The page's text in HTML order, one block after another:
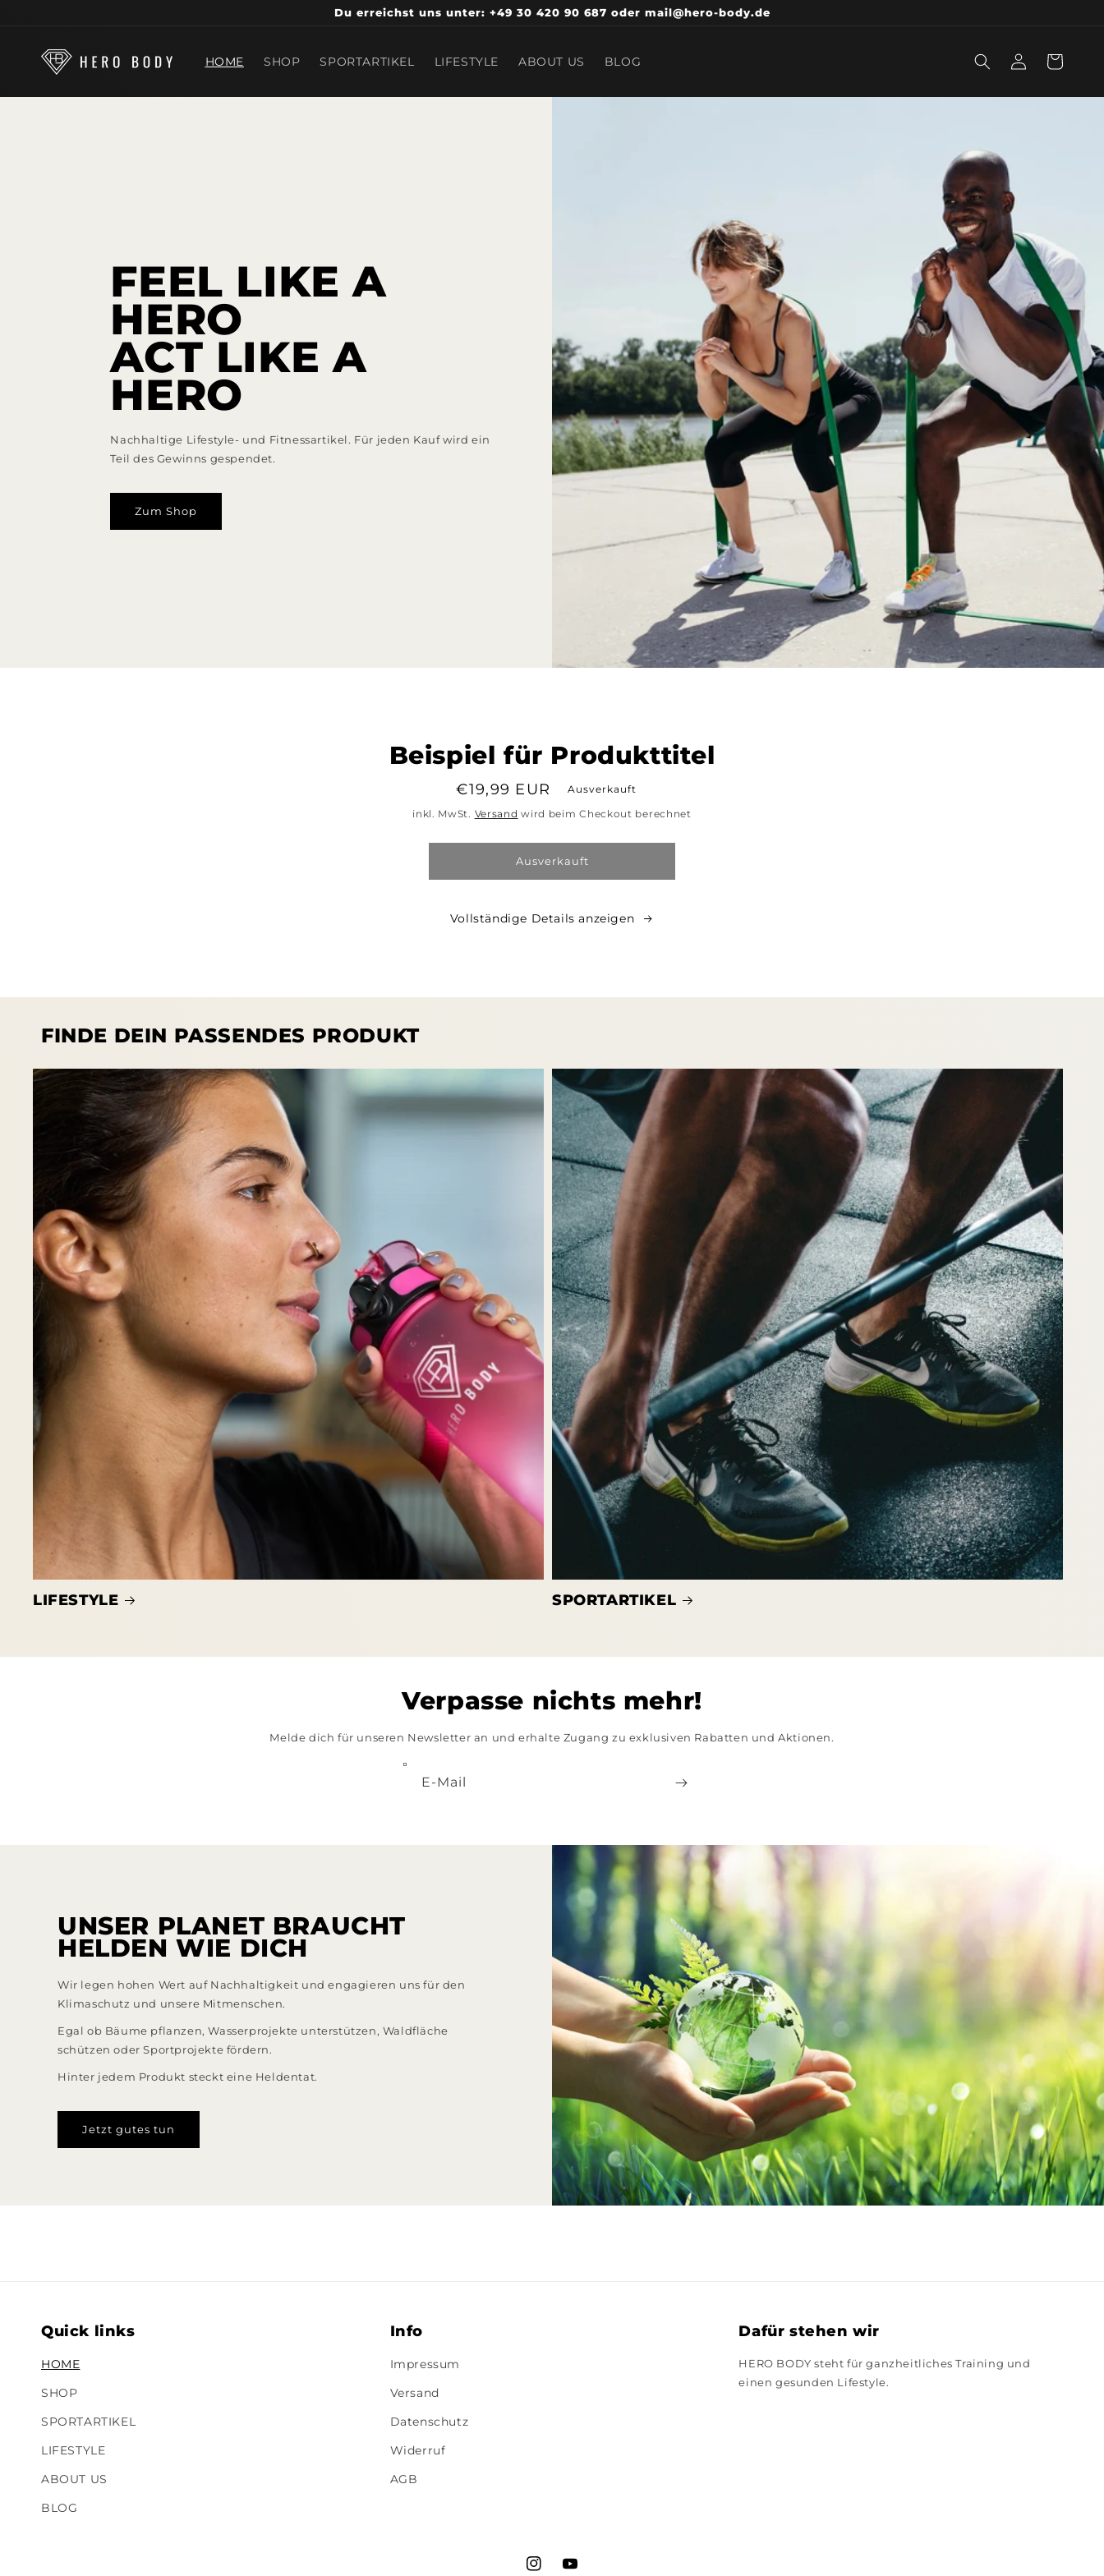
Du erreichst uns unter: +49 30 420 90 687 oder mail@hero-body.de
HOME SHOP SPORTARTIKEL LIFESTYLE ABOUT US BLOG EinloggenWarenkorb
FEEL LIKE A
HERO
ACT LIKE A
HERO
Nachhaltige Lifestyle- und Fitnessartikel. Für jeden Kauf wird ein
Teil des Gewinns gespendet.
Zum Shop
Beispiel für Produkttitel
Normaler
Preis
€19,99 EUR
Ausverkauft
inkl. MwSt. Versand wird beim Checkout berechnet
Ausverkauft
Vollständige Details anzeigen
FINDE DEIN PASSENDES PRODUKT
LIFESTYLE SPORTARTIKEL
Verpasse nichts mehr!
Melde dich für unseren Newsletter an und erhalte Zugang zu exklusiven Rabatten und Aktionen.
E-Mail
UNSER PLANET BRAUCHT
HELDEN WIE DICH
Wir legen hohen Wert auf Nachhaltigkeit und engagieren uns für den
Klimaschutz und unsere Mitmenschen.
Egal ob Bäume pflanzen, Wasserprojekte unterstützen, Waldfläche
schützen oder Sportprojekte fördern.
Hinter jedem Produkt steckt eine Heldentat.
Jetzt gutes tun
Quick links
HOME
SHOP
SPORTARTIKEL
LIFESTYLE
ABOUT US
BLOG
Info
Impressum
Versand
Datenschutz
Widerruf
AGB
Dafür stehen wir
HERO BODY steht für ganzheitliches Training und
einen gesunden Lifestyle.
InstagramYouTube